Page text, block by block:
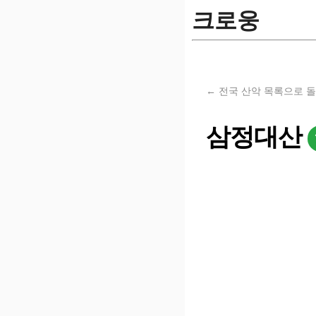
크로웅
← 전국 산악 목록으로
삼정대산